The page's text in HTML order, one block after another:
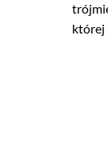
której